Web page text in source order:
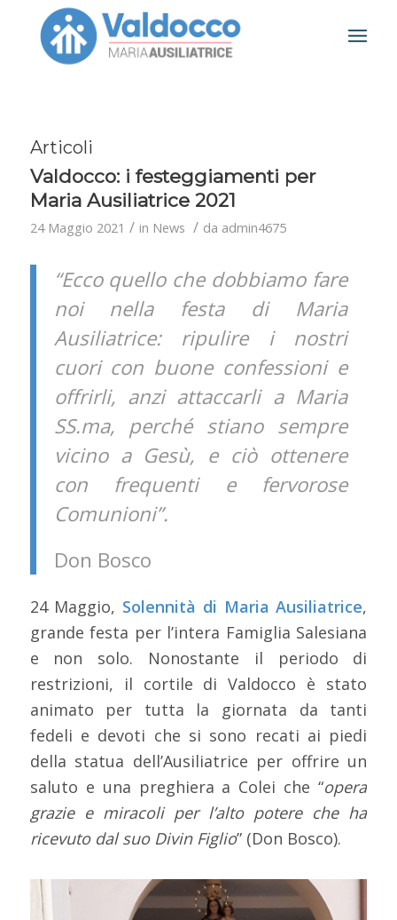
Articoli
Valdocco: i festeggiamenti per
Maria Ausiliatrice 2021
24 Maggio 2021 / in News / da admin4675
“Ecco quello che dobbiamo fare
noi nella festa di Maria
Ausiliatrice: ripulire i nostri
cuori con buone confessioni e
offrirli, anzi attaccarli a Maria
SS.ma, perché stiano sempre
vicino a Gesù, e ciò ottenere
con frequenti e fervorose
Comunioni”.
Don Bosco
24 Maggio, Solennità di Maria Ausiliatrice,
grande festa per l’intera Famiglia Salesiana
e non solo. Nonostante il periodo di
restrizioni, il cortile di Valdocco è stato
animato per tutta la giornata da tanti
fedeli e devoti che si sono recati ai piedi
della statua dell’Ausiliatrice per offrire un
saluto e una preghiera a Colei che “opera
grazie e miracoli per l’alto potere che ha
ricevuto dal suo Divin Figlio” (Don Bosco).